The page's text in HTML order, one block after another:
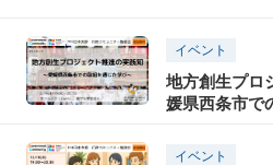
イベント
地方創生プロ
媛県西条市で
分】
イベント